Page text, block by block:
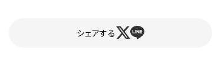
シェアする